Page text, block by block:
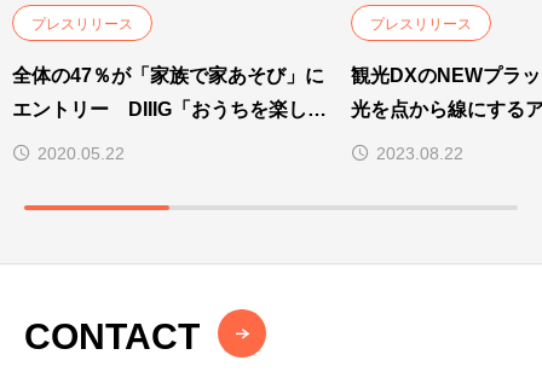
プレスリリース
全体の47％が「家族で家あそび」に
エントリー DIIIG「おうちを楽しも
う」大賞結果発表
2020.05.22
プレスリリース
観光DXのNEWプラ
光を点から線にする
現する「DIIIG（ディ
2023.08.22
CONTACT